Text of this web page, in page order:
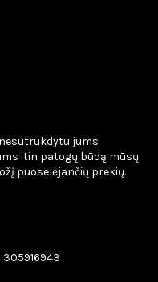
jums
itin patogų būdą mūsų
puoselėjančių prekių.
305916943